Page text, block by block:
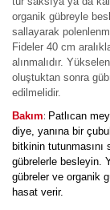
organik gübreyle
sallayarak
Fideler 40 cm
alınmalıdır.
oluştuktan sonra
edilmelidir.
Bakım: Patlıcan
diye, yanına bir
bitkinin
gübrelerle besleyin.
gübreler ve organik
hasat verir.